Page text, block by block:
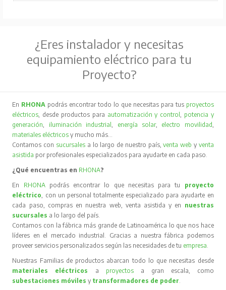
¿Eres instalador y necesitas
equipamiento eléctrico para tu
Proyecto?
En RHONA podrás encontrar todo lo que necesitas para tus proyectos
eléctricos , desde productos para automatización y control
potencia y
generación
iluminación industrial energía solar, electro movilidad
materiales eléctricos y mucho más…
Contamos con sucursales a lo largo de nuestro país,venta web y venta
asistida por profesionales especializados para ayudarte en cada paso.
¿Qué encuentras en RHONA?
En RHONA podrás encontrar lo que necesitas para tu proyecto
eléctrico , con un personal totalmente especializado para ayudarte en
cada paso, compras en nuestra web, venta asistida y en nuestras
sucursales a lo largo del país.
Contamos con la fábrica más grande de Latinoamérica lo que nos hace
líderes en el mercado industrial. Gracias a nuestra fábrica podemos
proveer servicios personalizados según las necesidades de tu empresa
Nuestras Familias de productos abarcan todo lo que necesitas desde
materiales eléctricos
a proyectos
a gran escala, como
subestaciones móvilesy transformadores de poder